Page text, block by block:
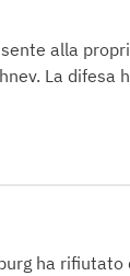
alla
La difesa
ha